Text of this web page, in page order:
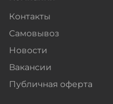
Контакты
Самовывоз
Новости
Вакансии
Публичная оферта